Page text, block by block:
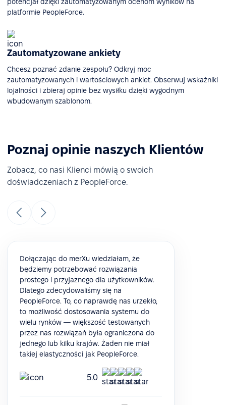
potencjał dzięki zautomatyzowanym ocenom wyników na
platformie PeopleForce.
Zautomatyzowane ankiety
Chcesz poznać zdanie zespołu? Odkryj moc
zautomatyzowanych i wartościowych ankiet. Obserwuj wskaźniki
lojalności i zbieraj opinie bez wysiłku dzięki wygodnym
wbudowanym szablonom.
Poznaj opinie naszych Klientów
Zobacz, co nasi Klienci mówią o swoich
doświadczeniach z PeopleForce.
Dołączając do merXu wiedziałam, że
będziemy potrzebować rozwiązania
prostego i przyjaznego dla użytkowników.
Dlatego zdecydowaliśmy się na
PeopleForce. To, co naprawdę nas urzekło,
to możliwość dostosowania systemu do
wielu rynków — większość testowanych
przez nas rozwiązań była ograniczona do
jednego lub kilku krajów. Żaden nie miał
takiej elastyczności jak PeopleForce.
5.0